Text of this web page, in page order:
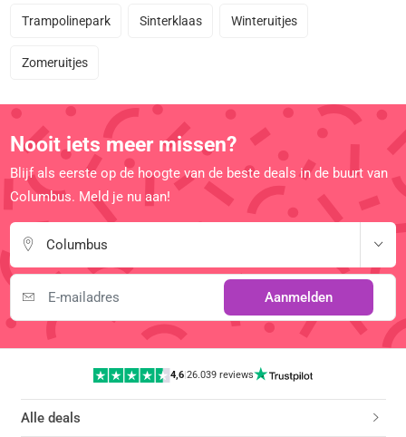
Trampolinepark Sinterklaas Winteruitjes
Zomeruitjes
Nooit iets meer missen?
Blijf als eerste op de hoogte van de beste deals in de buurt van
Columbus. Meld je nu aan!
Columbus
Aanmelden
4,6|26.039 reviews
Alle deals